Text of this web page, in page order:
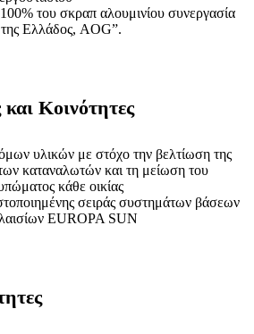
του σκραπ αλουμινίου συνεργασία
Ελλάδος, AOG”.
Κοινότητες
υλικών με στόχο την βελτίωση της
καταναλωτών και τη μείωση του
κάθε οικίας
σειράς συστημάτων βάσεων
EUROPA SUN